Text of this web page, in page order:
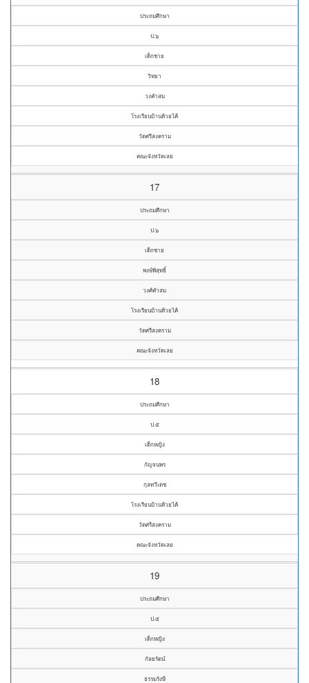
ประถมศึกษา
ป.๖
เด็กชาย
วิทยา
วงคำสม
โรงเรียนบ้านห้วยไค้
วัดศรีสงคราม
คณะจังหวัดเลย
17
ประถมศึกษา
ป.๖
เด็กชาย
พงษ์พิสุทธิ์
วงศ์คำสม
โรงเรียนบ้านห้วยไค้
วัดศรีสงคราม
คณะจังหวัดเลย
18
ประถมศึกษา
ป.๕
เด็กหญิง
กัญจนพร
กุลทวีเดช
โรงเรียนบ้านห้วยไค้
วัดศรีสงคราม
คณะจังหวัดเลย
19
ประถมศึกษา
ป.๕
เด็กหญิง
กัลยรัตน์
ธรรมรังษี